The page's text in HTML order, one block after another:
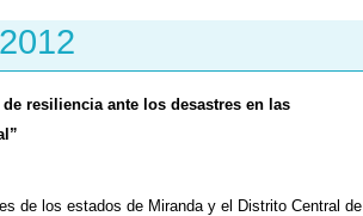
resiliencia ante los desastres en las
de los estados de Miranda y el Distrito Central de